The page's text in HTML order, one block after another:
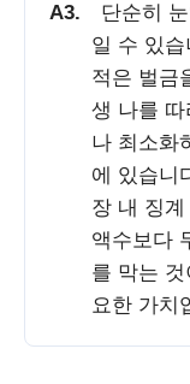
A3.
단순히
일 수 있
적은 벌금
생 나를 따
나 최소화
에 있습니
장 내 징
액수보다
를 막는
요한 가치